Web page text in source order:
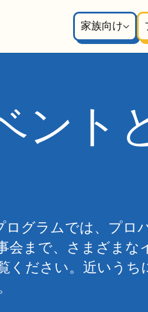
家族向け
ント
グラムでは、プロ
会まで、さまざま
ください。近いうち